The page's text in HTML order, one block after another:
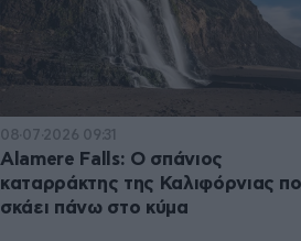
08·07·2026 09:31
Alamere Falls: Ο σπάνιος
καταρράκτης της Καλιφόρνιας
σκάει πάνω στο κύμα